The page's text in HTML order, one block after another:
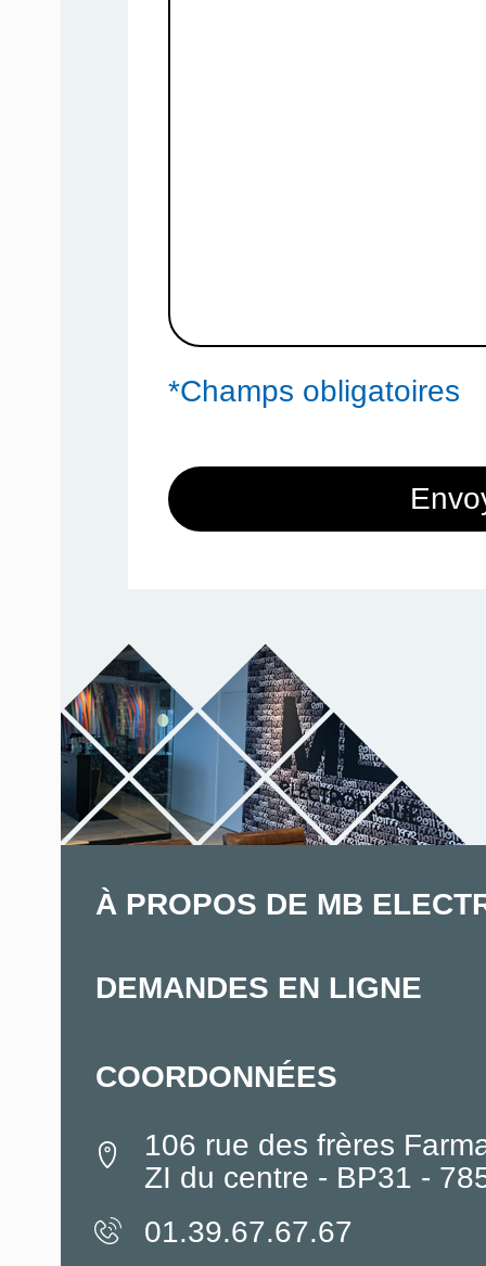
*Champs obligatoires
À PROPOS DE MB
DEMANDES EN LIGNE
COORDONNÉES
106 rue des frères
ZI du centre - BP31 -
01.39.67.67.67